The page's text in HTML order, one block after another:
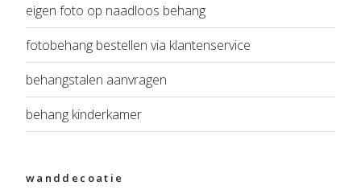
eigen foto op naadloos behang
fotobehang bestellen via klantenservice
behangstalen aanvragen
behang kinderkamer
wanddecoatie